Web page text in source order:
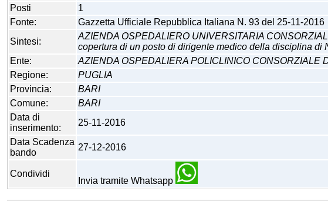
Posti
1
Fonte:
Gazzetta Ufficiale Repubblica Italiana N. 93 del 25-11-2016
Sintesi:
AZIENDA OSPEDALIERO UNIVERSITARIA
copertura di un posto di dirigente medico della disciplina di
Ente:
AZIENDA OSPEDALIERA POLICLINICO CONSORZIALE
Regione:
PUGLIA
Provincia:
BARI
Comune:
BARI
Data di
inserimento:
25-11-2016
Data Scadenza
bando
27-12-2016
Condividi
Invia tramite Whatsapp